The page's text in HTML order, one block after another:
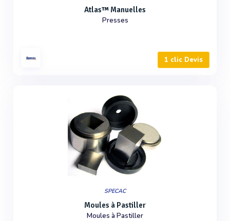
Atlas™ Manuelles
Presses
1 clic Devis
SPECAC
Moules à Pastiller
Moules à Pastiller